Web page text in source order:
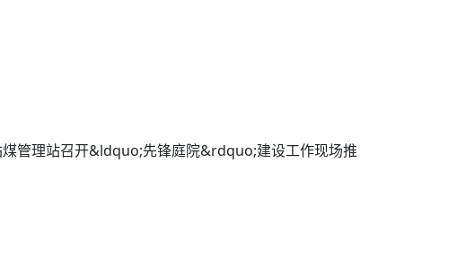
管理站召开&ldquo;先锋庭院&rdquo;建设工作现场推